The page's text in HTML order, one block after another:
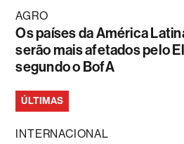
AGRO
Os países da América
serão mais afetados pelo
segundo o BofA
ÚLTIMAS
INTERNACIONAL